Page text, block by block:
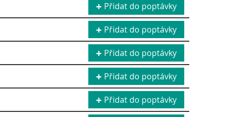
Přidat do poptávky
Přidat do poptávky
Přidat do poptávky
Přidat do poptávky
Přidat do poptávky